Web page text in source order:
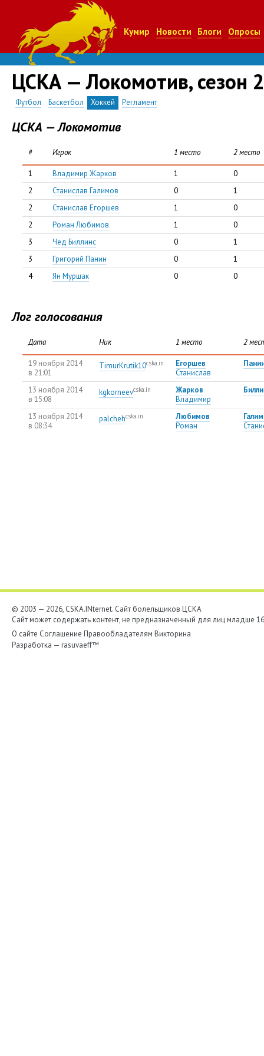
Кумир Новости Блоги Опросы
ЦСКА — Локомотив, сезон
Футбол Баскетбол Хоккей Регламент
ЦСКА — Локомотив
# Игрок 1 место 2 место
1 Владимир Жарков 1
0
2
Станислав Галимов 0
1
2
Станислав Егоршев 1
0
2
Роман Любимов 1
0
3
Чед Биллинс 0
1
3
Григорий Панин 0
1
4
Ян Муршак 0 0
Лог голосования
Дата Ник 1 место 2
19 ноября 2014
в 21:01
TimurKrutik10cska.in
Егоршев
Станислав
13 ноября 2014
в 15:08
kgkorneevcska.in
Жарков
Владимир
13 ноября 2014
в 08:34
palchehcska.in
Любимов
Роман
© 2003 — 2026, CSKA.INternet. Cайт болельщиков ЦСКА
Сайт может содержать контент, не предназначенный для лиц младше
О сайте Соглашение Правообладателям Викторина
Разработка — rasuvaeff™